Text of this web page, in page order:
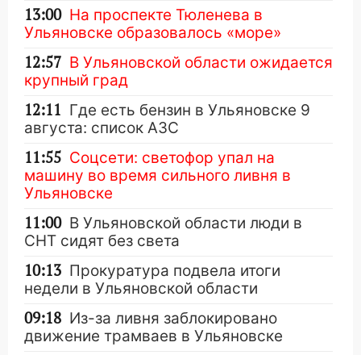
13:00 На проспекте Тюленева в
Ульяновске образовалось «море»
12:57 В Ульяновской области ожидается
крупный град
12:11 Где есть бензин в Ульяновске 9
августа: список АЗС
11:55 Соцсети: светофор упал на
машину во время сильного ливня в
Ульяновске
11:00 В Ульяновской области люди в
СНТ сидят без света
10:13 Прокуратура подвела итоги
недели в Ульяновской области
09:18 Из-за ливня заблокировано
движение трамваев в Ульяновске